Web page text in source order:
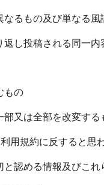
るもの及び単なる風
し投稿される同一内
もの
又は全部を改変する
用規約に反すると思
認める情報及びこれ